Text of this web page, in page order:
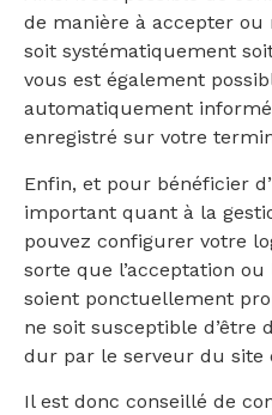
de manière à accepter ou
soit systématiquement
vous est également
automatiquement
enregistré sur votre
Enfin, et pour bénéficier
important quant à la
pouvez configurer votre
sorte que l’acceptation
soient ponctuellement
ne soit susceptible d’être
dur par le serveur du site
Il est donc conseillé de